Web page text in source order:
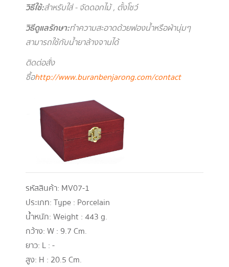
วิธีใช้:สำหรับใส่ - จัดดอกไม้ , ตั้งโชว์
วิธีดูแลรักษา:ทำความสะอาดด้วยฟองน้ำหรือผ้านุ่มๆ
สามารถใช้กับน้ำยาล้างจานได้
ติดต่อสั่ง
ซื้อhttp://www.buranbenjarong.com/contact
รหัสสินค้า: MV07-1
ประเภท:Type : Porcelain
น้ำหนัก:Weight : 443 g.
กว้าง:W : 9.7 Cm.
ยาว: L : -
สูง: H : 20.5 Cm.